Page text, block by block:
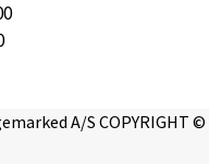
A/S COPYRIGHT ©